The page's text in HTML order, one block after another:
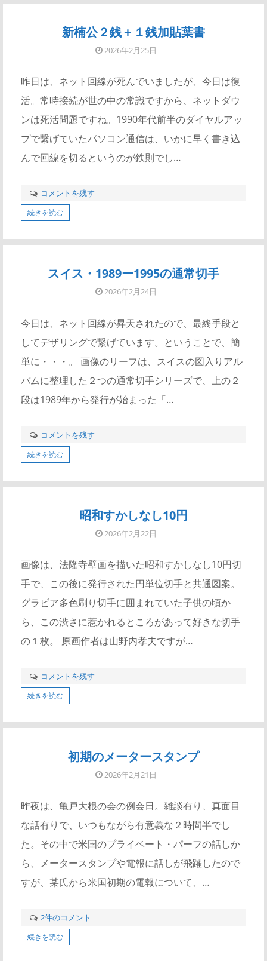
新楠公２銭＋１銭加貼葉書
2026年2月25日
昨日は、ネット回線が死んでいましたが、今日は復
活。常時接続が世の中の常識ですから、ネットダウ
ンは死活問題ですね。1990年代前半のダイヤルアッ
プで繋げていたパソコン通信は、いかに早く書き込
んで回線を切るというのが鉄則でし…
コメントを残す
続きを読む
スイス・1989ー1995の通常切手
2026年2月24日
今日は、ネット回線が昇天されたので、最終手段と
してデザリングで繋げています。ということで、簡
単に・・・。 画像のリーフは、スイスの図入りアル
バムに整理した２つの通常切手シリーズで、上の２
段は1989年から発行が始まった「…
コメントを残す
続きを読む
昭和すかしなし10円
2026年2月22日
画像は、法隆寺壁画を描いた昭和すかしなし10円切
手で、この後に発行された円単位切手と共通図案。
グラビア多色刷り切手に囲まれていた子供の頃か
ら、この渋さに惹かれるところがあって好きな切手
の１枚。 原画作者は山野内孝夫ですが…
コメントを残す
続きを読む
初期のメータースタンプ
2026年2月21日
昨夜は、亀戸大根の会の例会日。雑談有り、真面目
な話有りで、いつもながら有意義な２時間半でし
た。その中で米国のプライベート・パーフの話しか
ら、メータースタンプや電報に話しが飛躍したので
すが、某氏から米国初期の電報について、…
2件のコメント
続きを読む